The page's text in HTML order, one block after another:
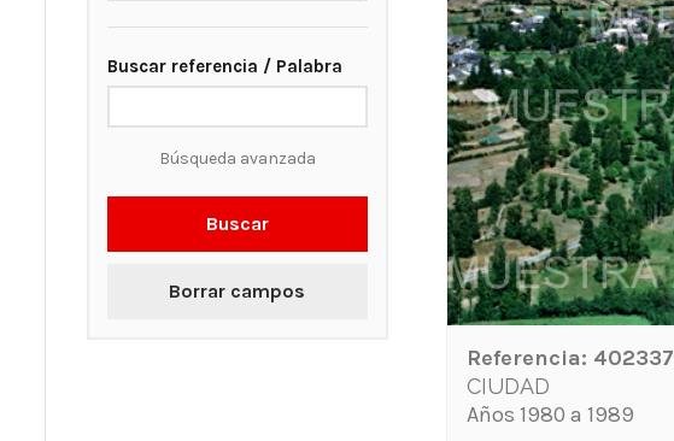
Buscar referencia / Palabra
Búsqueda avanzada
Buscar
Borrar campos
Referencia: 402337
CIUDAD
Años 1980 a 1989